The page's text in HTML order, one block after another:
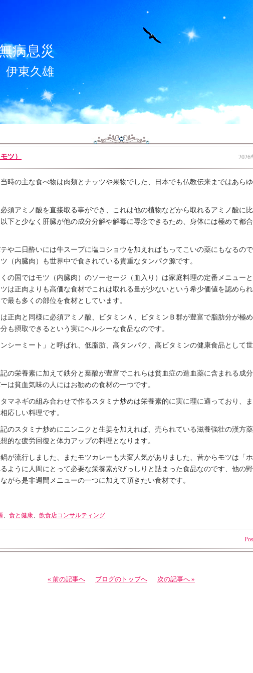
病息災
伊東久雄
ツ） 2026
時の主な食べ物は肉類とナッツや果物でした、日本でも仏教伝来まではあら
須アミノ酸を直接取る事ができ、これは他の植物などから取れるアミノ酸に
下と少なく肝臓が他の成分分解や解毒に専念できるため、身体には極めて都
や二日酔いには牛スープに塩コショウを加えればもってこいの薬にもなるの
（内臓肉）も世界中で食されている貴重なタンパク源です。
の国ではモツ（内臓肉）のソーセージ（血入り）は家庭料理の定番メニュー
は正肉よりも高価な食材でこれは取れる量が少ないという希少価値を認めら
最も多くの部位を食材としています。
正肉と同様に必須アミノ酸、ビタミンＡ、ビタミンＢ群が豊富で脂肪分が極め
も摂取できるという実にヘルシーな食品なのです。
シーミート」と呼ばれ、低脂肪、高タンパク、高ビタミンの健康食品として
の栄養素に加えて鉄分と葉酸が豊富でこれらは貧血症の造血薬に含まれる成
は貧血気味の人にはお勧めの食材の一つです。
マネギの組み合わせで作るスタミナ炒めは栄養素的に実に理に適っており、
応しい料理です。
のスタミナ炒めにニンニクと生姜を加えれば、売られている滋養強壮の漢方
的な疲労回復と体力アップの料理となります。
が流行しました、またモツカレーも大変人気がありました、昔からモツは「
ように人間にとって必要な栄養素がびっしりと詰まった食品なのです、他の
がら是非週間メニューの一つに加えて頂きたい食材です。
、 食と健康、 飲食店コンサルティング
« 前の記事へ ブログのトップへ 次の記事へ »